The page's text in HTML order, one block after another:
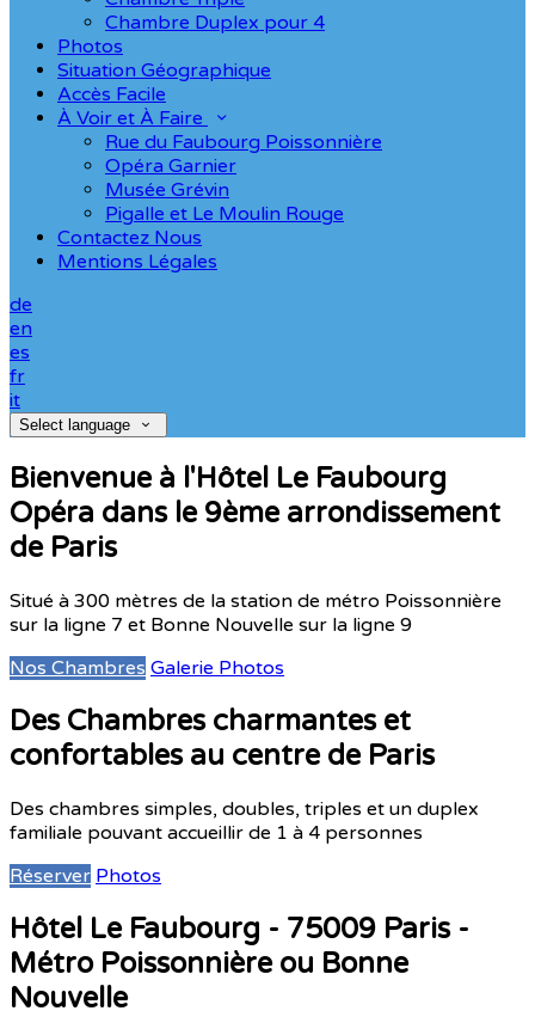
Chambre Duplex pour 4
Photos
Situation Géographique
Accès Facile
À Voir et À Faire
Rue du Faubourg Poissonnière
Opéra Garnier
Musée Grévin
Pigalle et Le Moulin Rouge
Contactez Nous
Mentions Légales
de
en
es
fr
it
Select language
Bienvenue à l'Hôtel Le Faubourg
Opéra dans le 9ème arrondissement
de Paris
Situé à 300 mètres de la station de métro Poissonnière
sur la ligne 7 et Bonne Nouvelle sur la ligne 9
Nos Chambres Galerie Photos
Des Chambres charmantes et
confortables au centre de Paris
Des chambres simples, doubles, triples et un duplex
familiale pouvant accueillir de 1 à 4 personnes
Réserver Photos
Hôtel Le Faubourg - 75009 Paris -
Métro Poissonnière ou Bonne
Nouvelle